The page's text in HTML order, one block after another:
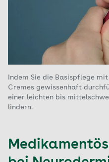
Indem Sie die Basispflege
Cremes gewissenhaft
einer leichten bis
lindern.